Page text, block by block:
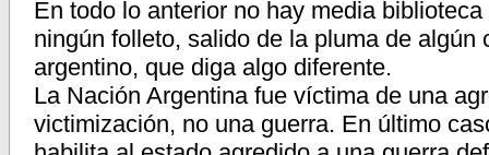
En todo lo anterior no hay media
ningún folleto, salido de la pluma de
argentino, que diga algo diferente.
La Nación Argentina fue víctima de una
victimización, no una guerra. En último